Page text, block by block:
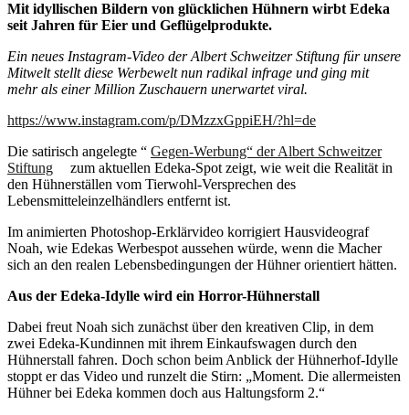
Mit idyllischen Bildern von glücklichen Hühnern wirbt Edeka
seit Jahren für Eier und Geflügelprodukte.
Ein neues Instagram-Video der Albert Schweitzer Stiftung für unsere
Mitwelt stellt diese Werbewelt nun radikal infrage und ging mit
mehr als einer Million Zuschauern unerwartet viral.
https://www.instagram.com/p/DMzzxGppiEH/?hl=de
Die satirisch angelegte “ Gegen-Werbung“ der Albert Schweitzer
Stiftung
zum aktuellen Edeka-Spot zeigt, wie weit die Realität in
den Hühnerställen vom Tierwohl-Versprechen des
Lebensmitteleinzelhändlers entfernt ist.
Im animierten Photoshop-Erklärvideo korrigiert Hausvideograf
Noah, wie Edekas Werbespot aussehen würde, wenn die Macher
sich an den realen Lebensbedingungen der Hühner orientiert hätten.
Aus der Edeka-Idylle wird ein Horror-Hühnerstall
Dabei freut Noah sich zunächst über den kreativen Clip, in dem
zwei Edeka-Kundinnen mit ihrem Einkaufswagen durch den
Hühnerstall fahren. Doch schon beim Anblick der Hühnerhof-Idylle
stoppt er das Video und runzelt die Stirn: „Moment. Die allermeisten
Hühner bei Edeka kommen doch aus Haltungsform 2.“